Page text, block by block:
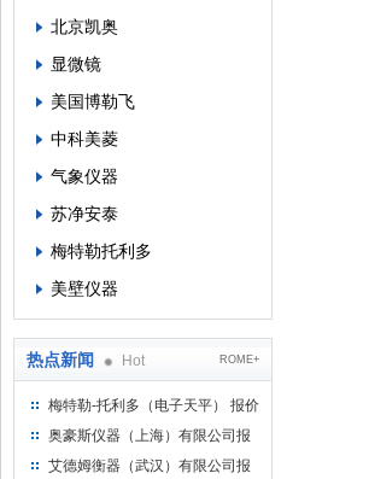
北京凯奥
显微镜
美国博勒飞
中科美菱
气象仪器
苏净安泰
梅特勒托利多
美壁仪器
热点新闻 Hot ROME+
梅特勒-托利多（电子天平） 报价
单
奥豪斯仪器（上海）有限公司报
价单
艾德姆衡器（武汉）有限公司报